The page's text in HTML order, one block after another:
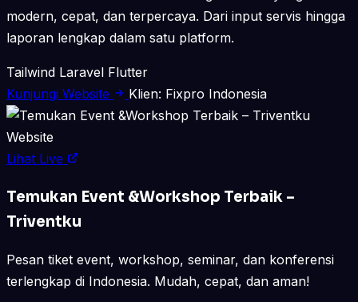
modern, cepat, dan terpercaya. Dari input servis hingga
laporan lengkap dalam satu platform.
Tailwind Laravel Flutter
Kunjungi Website
Klien: Fixpro Indonesia
Website
Lihat Live
Temukan Event &Workshop Terbaik –
Triventku
Pesan tiket event, workshop, seminar, dan konferensi
terlengkap di Indonesia. Mudah, cepat, dan aman!